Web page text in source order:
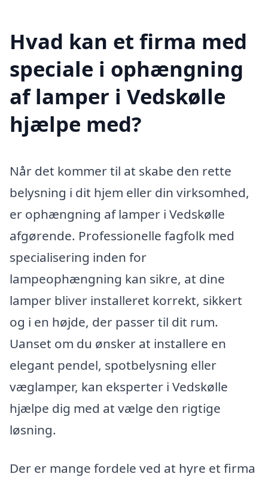
Hvad kan et firma med
speciale i ophængning
af lamper i Vedskølle
hjælpe med?
Når det kommer til at skabe den rette
belysning i dit hjem eller din virksomhed,
er ophængning af lamper i Vedskølle
afgørende. Professionelle fagfolk med
specialisering inden for
lampeophængning kan sikre, at dine
lamper bliver installeret korrekt, sikkert
og i en højde, der passer til dit rum.
Uanset om du ønsker at installere en
elegant pendel, spotbelysning eller
væglamper, kan eksperter i Vedskølle
hjælpe dig med at vælge den rigtige
løsning.
Der er mange fordele ved at hyre et firma